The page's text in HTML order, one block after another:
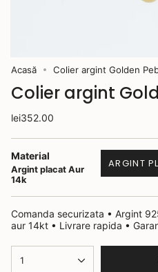
Acasă Colier argint Golden
Colier argint
lei352.00
Material
Argint placat Aur
14k
ARGINT
Comanda securizata • Argint
aur 14kt • Livrare rapida •
1